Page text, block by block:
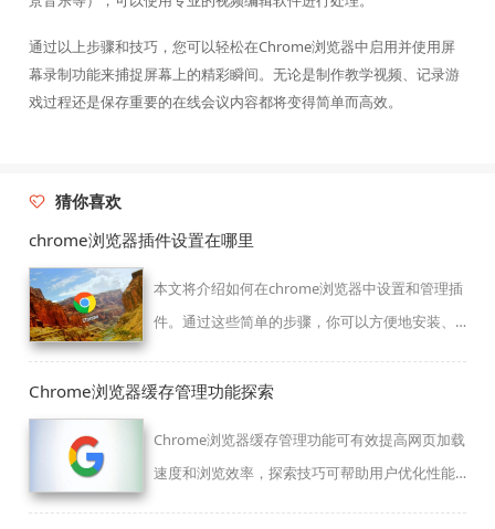
通过以上步骤和技巧，您可以轻松在Chrome浏览器中启用并使用屏
幕录制功能来捕捉屏幕上的精彩瞬间。无论是制作教学视频、记录游
戏过程还是保存重要的在线会议内容都将变得简单而高效。
猜你喜欢
chrome浏览器插件设置在哪里
本文将介绍如何在chrome浏览器中设置和管理插
件。通过这些简单的步骤，你可以方便地安装、
验。按照本文步骤操作，轻松掌握chrome插件的
Chrome浏览器缓存管理功能探索
Chrome浏览器缓存管理功能可有效提高网页加载
速度和浏览效率，探索技巧可帮助用户优化性能